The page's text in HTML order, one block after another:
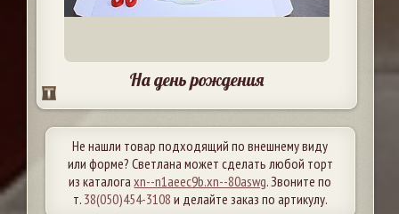
На день рождения
Не нашли товар подходящий по внешнему виду
или форме? Светлана может сделать любой торт
из каталогаxn--n1aeec9b.xn--80aswg. Звоните по
т. 38(050)454-3108 и делайте заказ по артикулу.